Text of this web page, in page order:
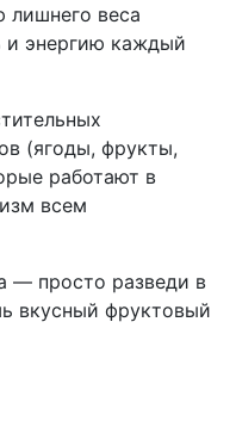
лишнего веса
и энергию каждый
(ягоды, фрукты,
работают в
всем
— просто разведи в
вкусный фруктовый